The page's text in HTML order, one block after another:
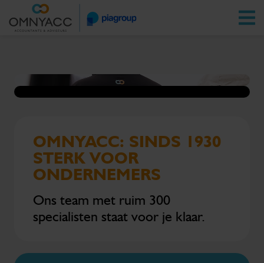
Vestigingen Zoeken
OMNYACC: SINDS 1930
STERK VOOR
ONDERNEMERS
Ons team met ruim 300
specialisten staat voor je klaar.